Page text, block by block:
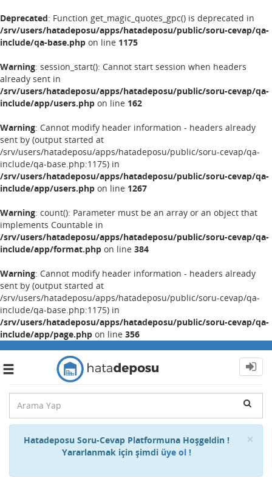
Deprecated: Function get_magic_quotes_gpc() is deprecated in
/srv/users/hatadeposu/apps/hatadeposu/public/soru-cevap/qa-
include/qa-base.php on line 1175
Warning: session_start(): Cannot start session when headers
already sent in
/srv/users/hatadeposu/apps/hatadeposu/public/soru-cevap/qa-
include/app/users.php on line 162
Warning: Cannot modify header information - headers already
sent by (output started at
/srv/users/hatadeposu/apps/hatadeposu/public/soru-cevap/qa-
include/qa-base.php:1175) in
/srv/users/hatadeposu/apps/hatadeposu/public/soru-cevap/qa-
include/app/users.php on line 1267
Warning: count(): Parameter must be an array or an object that
implements Countable in
/srv/users/hatadeposu/apps/hatadeposu/public/soru-cevap/qa-
include/app/format.php on line 384
Warning: Cannot modify header information - headers already
sent by (output started at
/srv/users/hatadeposu/apps/hatadeposu/public/soru-cevap/qa-
include/qa-base.php:1175) in
/srv/users/hatadeposu/apps/hatadeposu/public/soru-cevap/qa-
include/app/page.php on line 356
Toggle
×
Hatadeposu Soru-Cevap Platformuna Hoşgeldin !
Yararlanmak için şimdi üye ol !